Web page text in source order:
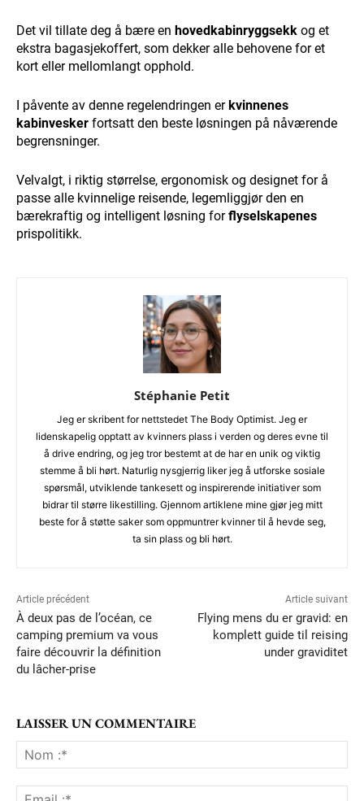
Det vil tillate deg å bære en hovedkabinryggsekk og et
ekstra bagasjekoffert, som dekker alle behovene for et
kort eller mellomlangt opphold.
I påvente av denne regelendringen erkvinnenes
kabinvesker fortsatt den beste løsningen på nåværende
begrensninger.
Velvalgt, i riktig størrelse, ergonomisk og designet for å
passe alle kvinnelige reisende, legemliggjør den en
bærekraftig og intelligent løsning forflyselskapenes
prispolitikk.
Stéphanie Petit
Jeg er skribent for nettstedet The Body Optimist. Jeg er
lidenskapelig opptatt av kvinners plass i verden og deres evne til
å drive endring, og jeg tror bestemt at de har en unik og viktig
stemme å bli hørt. Naturlig nysgjerrig liker jeg å utforske sosiale
spørsmål, utviklende tankesett og inspirerende initiativer som
bidrar til større likestilling. Gjennom artiklene mine gjør jeg mitt
beste for å støtte saker som oppmuntrer kvinner til å hevde seg,
ta sin plass og bli hørt.
Article précédent
À deux pas de l’océan, ce
camping premium va vous
faire découvrir la définition
du lâcher-prise
Article suivant
Flying mens du er gravid: en
komplett guide til reising
under graviditet
LAISSER UN COMMENTAIRE
:*